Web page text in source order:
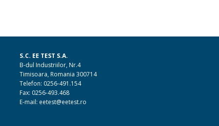
S.C. EE TEST S.A.
B-dul Industriilor, Nr.4
Timisoara, Romania 300714
Telefon: 0256-491.154
Fax: 0256-493.468
E-mail: eetest@eetest.ro